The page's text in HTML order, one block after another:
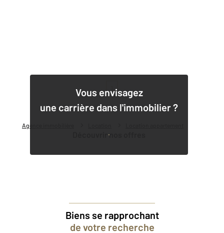
Agence immobilière
Vous envisagez
une carrière dans l'immobilier ?
Découvrir nos offres
1
Biens se rapprochant
de votre recherche